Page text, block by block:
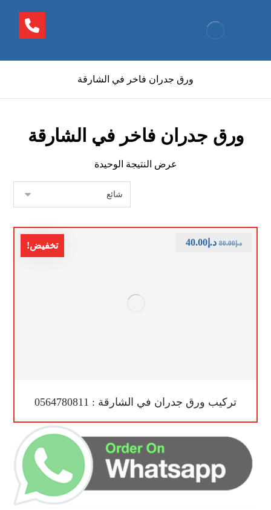
ورق جدران فاخر في الشارقة
ورق جدران فاخر في الشارقة
عرض النتيجة الوحيدة
تخفيض!
تركيب ورق جدران في الشارقة : 0564780811
د.إ80.00 د.إ40.00